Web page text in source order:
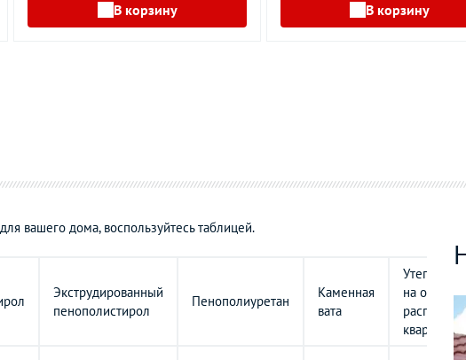
В корзину В корзину
вашего дома, воспользуйтесь таблицей.
Экструдированный
пенополистирол
Пенополиуретан
Каменная
вата
на основе
расплава
кварца